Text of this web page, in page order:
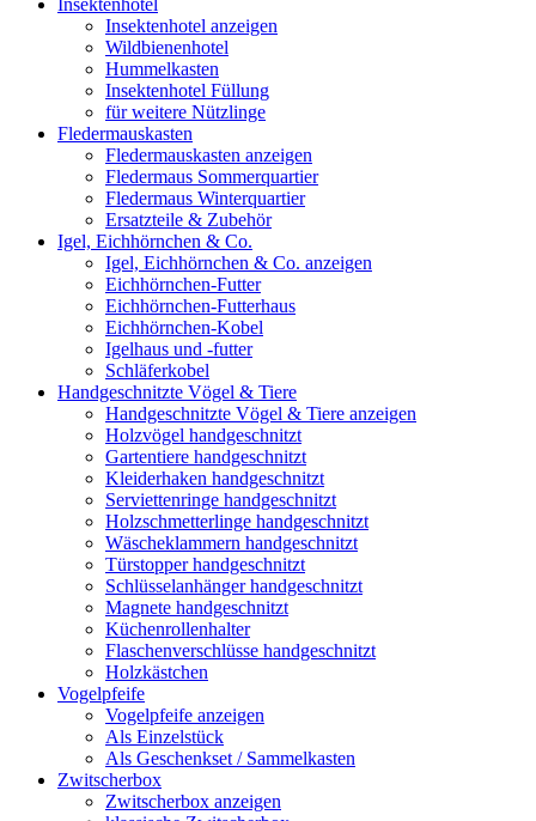
Insektenhotel anzeigen
Wildbienenhotel
Hummelkasten
Insektenhotel Füllung
für weitere Nützlinge
Fledermauskasten
Fledermauskasten anzeigen
Fledermaus Sommerquartier
Fledermaus Winterquartier
Ersatzteile & Zubehör
Igel, Eichhörnchen & Co.
Igel, Eichhörnchen & Co. anzeigen
Eichhörnchen-Futter
Eichhörnchen-Futterhaus
Eichhörnchen-Kobel
Igelhaus und -futter
Schläferkobel
Handgeschnitzte Vögel & Tiere
Handgeschnitzte Vögel & Tiere anzeigen
Holzvögel handgeschnitzt
Gartentiere handgeschnitzt
Kleiderhaken handgeschnitzt
Serviettenringe handgeschnitzt
Holzschmetterlinge handgeschnitzt
Wäscheklammern handgeschnitzt
Türstopper handgeschnitzt
Schlüsselanhänger handgeschnitzt
Magnete handgeschnitzt
Küchenrollenhalter
Flaschenverschlüsse handgeschnitzt
Holzkästchen
Vogelpfeife
Vogelpfeife anzeigen
Als Einzelstück
Als Geschenkset / Sammelkasten
Zwitscherbox
Zwitscherbox anzeigen